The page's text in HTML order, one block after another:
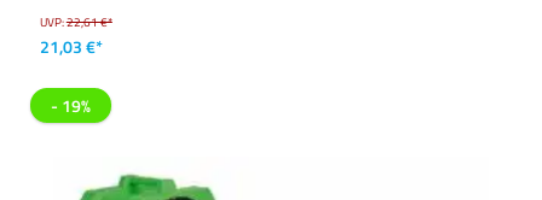
UVP:22,61 €*
21,03 €*
- 19%